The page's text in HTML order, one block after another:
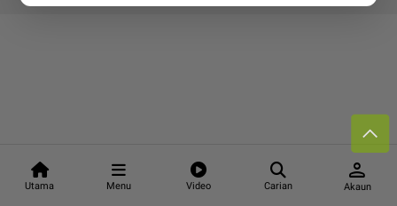
Utama Menu Video Carian
person
Akaun